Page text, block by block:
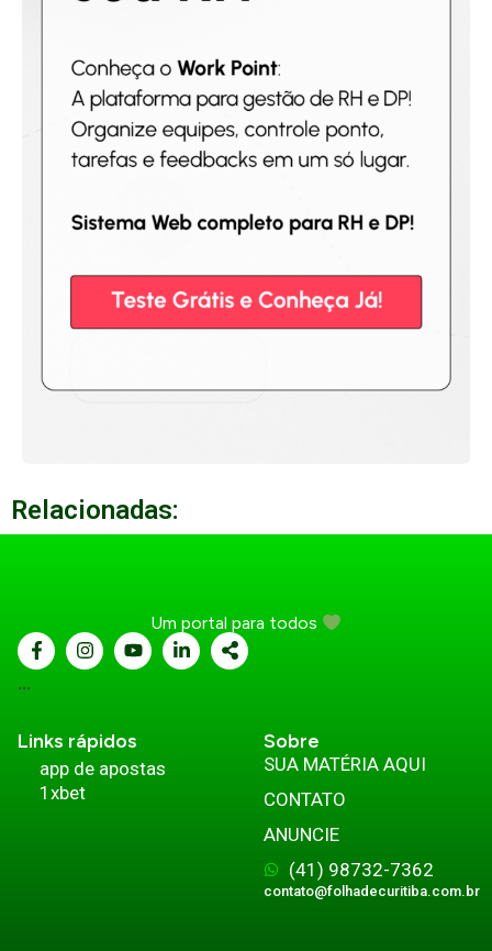
Relacionadas:
Um portal para todos
...
Links rápidos
app de apostas
1xbet
Sobre
SUA MATÉRIA AQUI
CONTATO
ANUNCIE
(41) 98732-7362
contato@folhadecuritiba.com.br